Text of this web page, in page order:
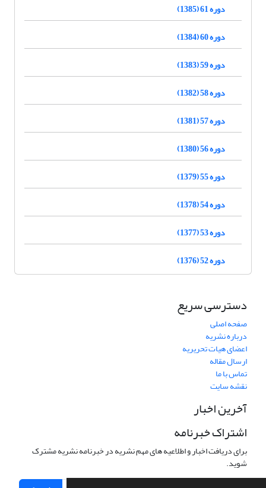
دوره 61 (1385)
دوره 60 (1384)
دوره 59 (1383)
دوره 58 (1382)
دوره 57 (1381)
دوره 56 (1380)
دوره 55 (1379)
دوره 54 (1378)
دوره 53 (1377)
دوره 52 (1376)
دسترسی سریع
صفحه اصلی
درباره نشریه
اعضای هیات تحریریه
ارسال مقاله
تماس با ما
نقشه سایت
آخرین اخبار
اشتراک خبرنامه
برای دریافت اخبار و اطلاعیه های مهم نشریه در خبرنامه نشریه مشترک
شوید.